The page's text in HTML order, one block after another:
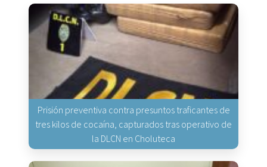
Prisión preventiva contra presuntos traficantes de
tres kilos de cocaína, capturados tras operativo de
la DLCN en Choluteca